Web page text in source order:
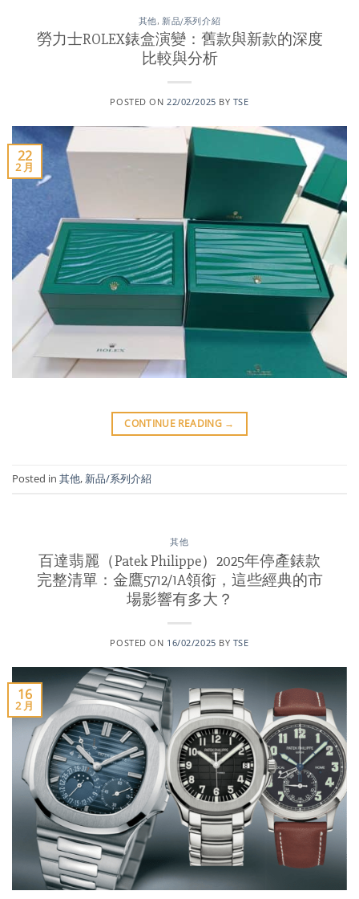
其他, 新品/系列介紹
勞力士ROLEX錶盒演變：舊款與新款的深度
比較與分析
POSTED ON22/02/2025 BY TSE
22
2 月
CONTINUE READING →
Posted in 其他, 新品/系列介紹
其他
百達翡麗（Patek Philippe）2025年停產錶款
完整清單：金鷹5712/1A領銜，這些經典的市
場影響有多大？
POSTED ON 16/02/2025 BY TSE
16
2 月